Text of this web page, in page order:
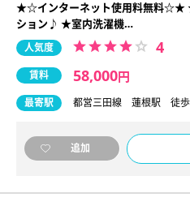
★☆インターネット使用料無料☆★
ション♪ ★室内洗濯機…
人気度 4
賃料 58,000円
最寄駅 都営三田線 蓮根駅 徒
追加